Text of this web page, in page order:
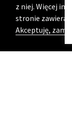
z niej. Więcej
stronie
Akceptuję,